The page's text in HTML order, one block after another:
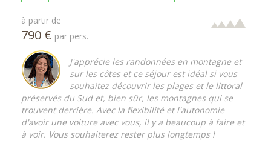
à partir de
790 € par pers.
J'apprécie les randonnées en montagne et
sur les côtes et ce séjour est idéal si vous
souhaitez découvrir les plages et le littoral
préservés du Sud et, bien sûr, les montagnes qui se
trouvent derrière. Avec la flexibilité et l'autonomie
d'avoir une voiture avec vous, il y a beaucoup à faire et
à voir. Vous souhaiterez rester plus longtemps !